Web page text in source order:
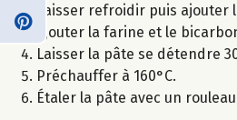
Laisser refroidir puis ajouter
Ajouter la farine et le
Laisser la pâte se détendre
Préchauffer à 160°C.
Étaler la pâte avec un